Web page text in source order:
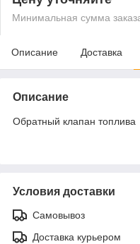
Минимальная сумма
Описание Доставка
Описание
Обратный клапан топлива
Условия доставки
Самовывоз
Доставка курьером